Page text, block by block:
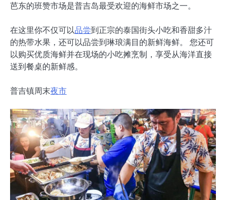
芭东的班赞市场是普吉岛最受欢迎的海鲜市场之一。
在这里你不仅可以品尝到正宗的泰国街头小吃和香甜多汁
的热带水果，还可以品尝到琳琅满目的新鲜海鲜。 您还可
以购买优质海鲜并在现场的小吃摊烹制，享受从海洋直接
送到餐桌的新鲜感。
普吉镇周末夜市